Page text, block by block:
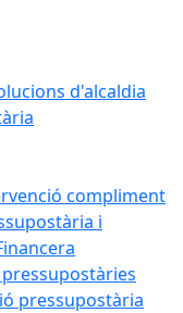
d'alcaldia
compliment
i
pressupostària